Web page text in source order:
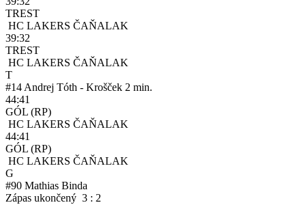
TREST
HC LAKERS ČAŇALAK
39:32
TREST
HC LAKERS ČAŇALAK
T
#14 Andrej Tóth - Krošček 2 min.
44:41
GÓL (RP)
HC LAKERS ČAŇALAK
44:41
GÓL (RP)
HC LAKERS ČAŇALAK
G
#90 Mathias Binda
Zápas ukončený 3 : 2